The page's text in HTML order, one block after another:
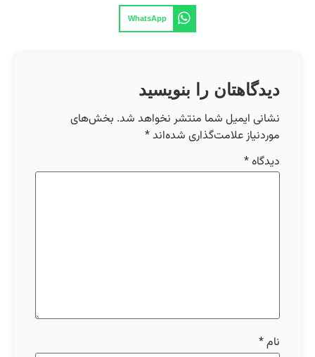
WhatsApp
دیدگاهتان را بنویسید
نشانی ایمیل شما منتشر نخواهد شد. بخش‌های
موردنیاز علامت‌گذاری شده‌اند*
دیدگاه*
نام*